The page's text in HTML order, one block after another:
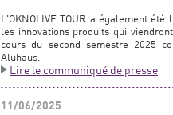
L'OKNOLIVE TOUR a également
les innovations produits qui
cours du second semestre 2025
Aluhaus.
Lire le communiqué de presse
11/06/2025